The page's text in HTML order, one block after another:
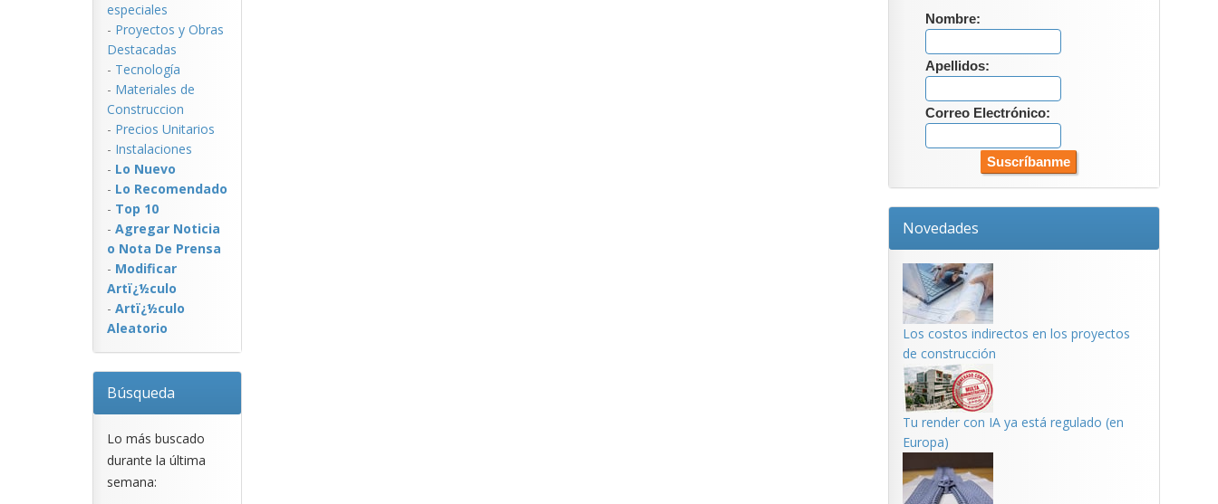
especiales
- Proyectos y Obras
Destacadas
- Tecnología
- Materiales de
Construccion
- Precios Unitarios
- Instalaciones
- Lo Nuevo
- Lo Recomendado
- Top 10
- Agregar Noticia
o Nota De Prensa
- Modificar
Artï¿½culo
- Artï¿½culo
Aleatorio
Búsqueda
Lo más buscado
durante la última
semana:
Nombre:
Apellidos:
Correo Electrónico:
Novedades
Los costos indirectos en los proyectos
de construcción
Tu render con IA ya está regulado (en
Europa)